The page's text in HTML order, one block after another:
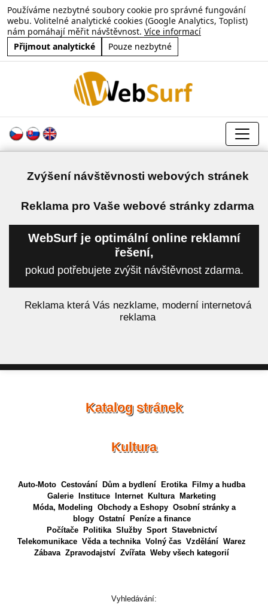
Používáme nezbytné soubory cookie pro správné fungování
webu. Volitelné analytické cookies (Google Analytics, Toplist)
nám pomáhají měřit návštěvnost. Více informací
Přijmout analytické
Pouze nezbytné
Zvýšení návštěvnosti webových stránek
Reklama pro Vaše webové stránky zdarma
WebSurf je optimální online reklamní
řešení,
pokud potřebujete zvýšit návštěvnost zdarma.
Reklama která Vás nezklame, moderní internetová
reklama
Katalog stránek
Kultura
Auto-Moto Cestování Dům a bydlení Erotika
Filmy a hudba
Galerie
Instituce Internet Kultura
Marketing
Móda, Modeling Obchody a Eshopy Osobní stránky a
blogy Ostatní
Peníze a finance
Počítače
Politika Služby Sport Stavebnictví
Telekomunikace Věda a technika Volný čas Vzdělání Warez
Zábava Zpravodajství Zvířata Weby všech kategorií
Vyhledávání: